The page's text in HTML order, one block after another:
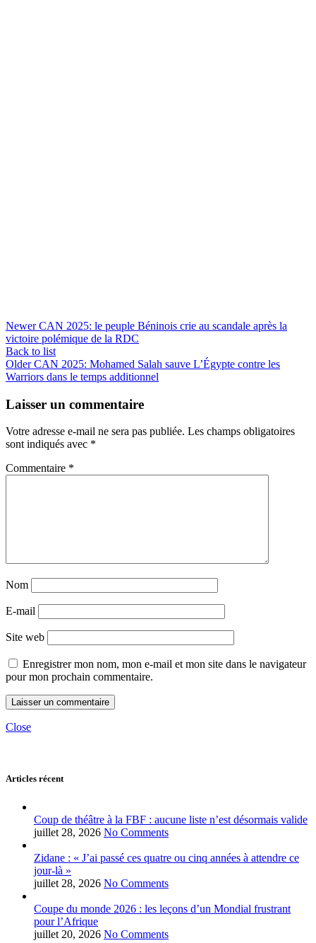
Newer CAN 2025: le peuple Béninois crie au scandale après la
victoire polémique de la RDC
Back to list
Older CAN 2025: Mohamed Salah sauve L’Égypte contre les
Warriors dans le temps additionnel
Laisser un commentaire
Votre adresse e-mail ne sera pas publiée. Les champs obligatoires
sont indiqués avec *
Commentaire *
Nom
E-mail
Site web
Enregistrer mon nom, mon e-mail et mon site dans le navigateur
pour mon prochain commentaire.
Close
Articles récent
Coup de théâtre à la FBF : aucune liste n’est désormais valide
juillet 28, 2026 No Comments
Zidane : « J’ai passé ces quatre ou cinq années à attendre ce
jour-là »
juillet 28, 2026 No Comments
Coupe du monde 2026 : les leçons d’un Mondial frustrant
pour l’Afrique
juillet 20, 2026 No Comments